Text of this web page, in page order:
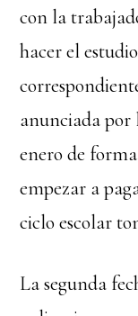
con la
hacer el
anunciada por
enero de
empezar a
ciclo escolar
La segunda